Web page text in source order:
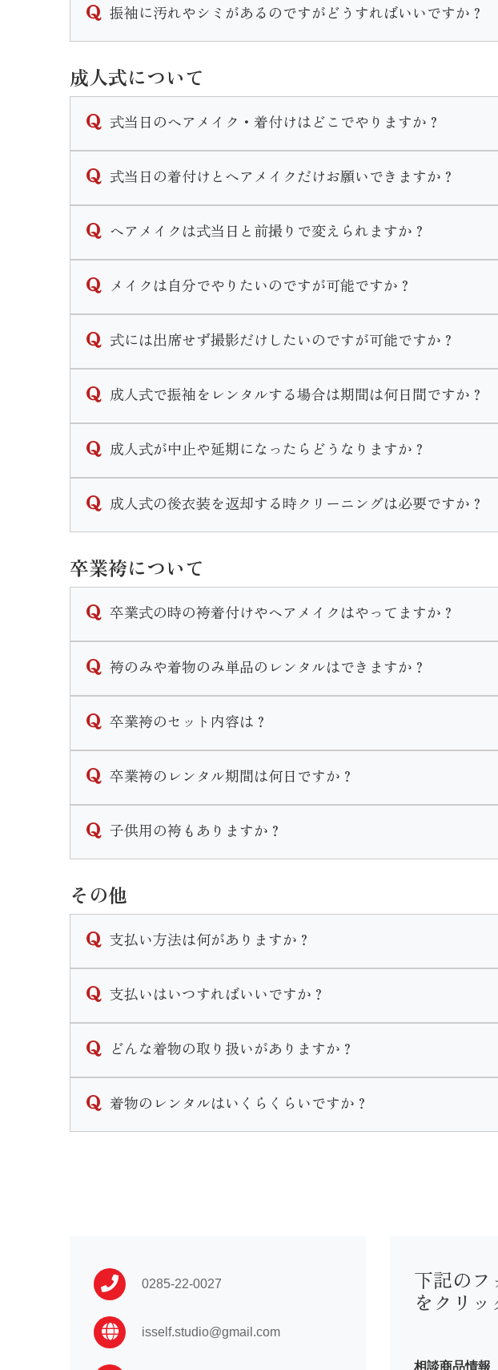
成人式以外の一般レンタルの場合は料金プランが変わります。
振袖に汚れやシミがあるのですがどうすればいいですか？
汚れ具合によっては納期が長くかかる場合もございますのでご着用
成人式について
式当日のヘアメイク・着付けはどこでやりますか？
お仕度時間のご予約はご成約時に決定いたします。
当日は営業時間前の早朝から開店し、いせやきもの館内でお支度
せ。
式当日の着付けとヘアメイクだけお願いできますか？
お支度のみのご予約はお断りさせて頂いておりますのでご了承くださ
ヘアメイクは式当日と前撮りで変えられますか？
式当日と前撮りと個々に打ち合わせやカウンセリングを行いますの
メイクは自分でやりたいのですが可能ですか？
メイクだけでなく、ヘアセットは行きつけの美容室でやってくる等
また一通りのメイクをご自身で行う方もいれば、アイシャドウ や
式には出席せず撮影だけしたいのですが可能ですか？
お持ちの振袖を着用しての撮影「持ち込み撮影コース」と
振袖一式をレンタルして撮影「スタジオプラン」がございます。
どちらのコースでも一度ご来店頂きお打ち合わせや衣装選びをして頂
成人式で振袖をレンタルする場合は期間は何日間ですか？
なお、他の美容室等お客様ご自身で手配してお支度をする場合はレ
成人式が中止や延期になったらどうなりますか？
ご不明な点がございましたらお気軽に店舗までお問い合わせください
成人式の後衣装を返却する時クリーニングは必要ですか？
ご着用後はそのまま後ご返却頂けます。
なお著しい汚れや破損等がある場合はご返却の際にスタッフまでお
卒業袴について
卒業式の時の袴着付けやヘアメイクはやってますか？
なお、着付けとヘアセットの予約は受け付けておりますがメイク
※衣装完全持ち込みでのお支度予約はご遠慮いただいておりますの
袴のみや着物のみ単品のレンタルはできますか？
なお、草履のみや帯のみ等小物の単品レンタルはありません。
※振袖関連の衣装は単品レンタルは行っておりません。
卒業袴のセット内容は？
２尺袖・袴・襦袢・重ね衿・袴下帯・草履・巾着・肌着・着付け小
単品でレンタルした場合は
がセットで付いてきます。
単品でも巾着のレンタルは可能ですのでお申し付けください。
※ブーツのレンタルはございません。
卒業袴のレンタル期間は何日ですか？
子供用の袴もありますか？
小学校卒業用の衣装の取り扱いはございません。
その他
支払い方法は何がありますか？
支払いはいつすればいいですか？
振袖や卒業袴などほとんどの衣装の場合ご契約から2週間以内のご
なお、ご着用日、お引き渡しが直近の場合は使用前にご入金いただき
どんな着物の取り扱いがありますか？
振袖に関しては販売も行なっております。
その他着付け着物等小物の販売もございます。
着物のレンタルはいくらくらいですか？
黒留袖…33,000〜
喪服 …16,500〜
七五三や初着はプランによって異なる為店舗までお問い合わせ下さい
0285-22-0027
isself.studio@gmail.com
下記のフ
をクリッ
相談商品情報